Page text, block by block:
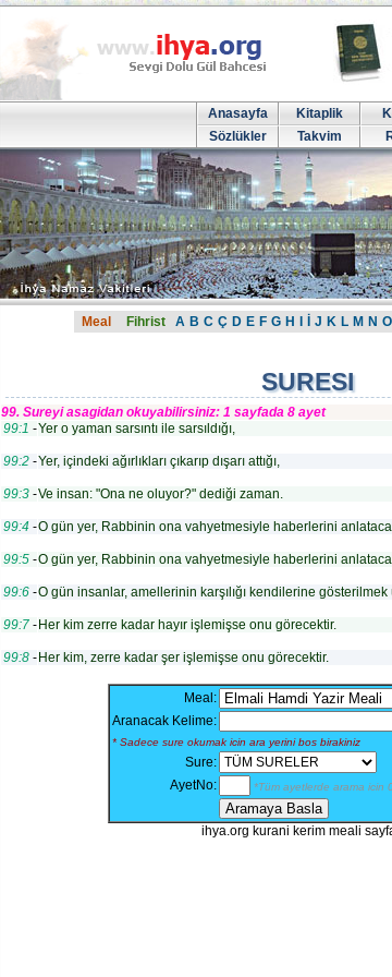
Anasayfa Kitaplik
Sözlükler
Takvim
Meal Fihrist A B C Ç D E F G H J K L M N O
SURESI
99. Sureyi asagidan okuyabilirsiniz: 1 sayfada 8 ayet
99:1 -Yer o yaman sarsıntı ile sarsıldığı,
99:2 -Yer, içindeki ağırlıkları çıkarıp dışarı attığı,
99:3 -Ve insan: "Ona ne oluyor?" dediği zaman.
99:4 -O gün yer, Rabbinin ona vahyetmesiyle haberlerini
99:5 -O gün yer, Rabbinin ona vahyetmesiyle haberlerini
99:6 -O gün insanlar, amellerinin karşılığı kendilerine
99:7 - Her kim zerre kadar hayır işlemişse onu görecektir.
99:8 - Her kim, zerre kadar şer işlemişse onu görecektir.
Meal:
Aranacak Kelime:
* Sadece sure okumak icin ara yerini bos birakiniz
Sure:
AyetNo:
*Tüm ayetlerde arama icin
ihya.org kurani kerim meali